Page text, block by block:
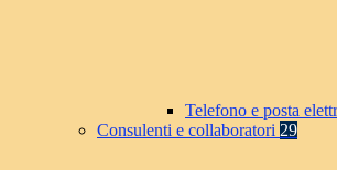
Telefono e posta
Consulenti e collaboratori 29